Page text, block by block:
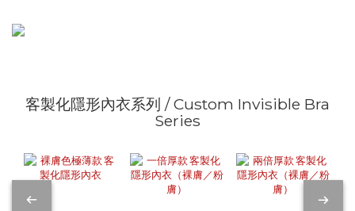
客製化隱形內衣系列 / Custom Invisible Bra
Series